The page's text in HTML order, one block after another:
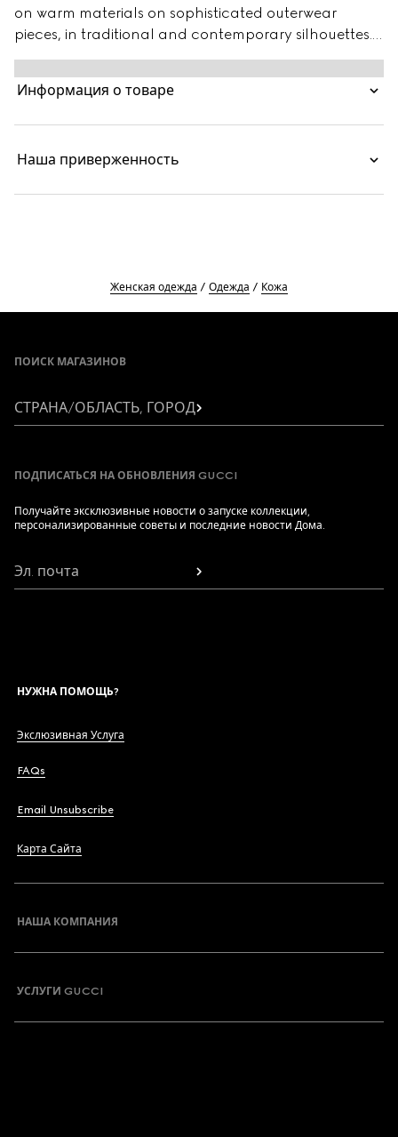
on warm materials on sophisticated outerwear
pieces, in traditional and contemporary silhouettes.
This suede and shearling jacket presents an allover
GG print. The functional and contemporary design
is complete with a tonal leather trim.
Информация о товаре
Наша приверженность
Женская одежда Одежда Кожа
ПОИСК МАГАЗИНОВ
СТРАНА/ОБЛАСТЬ, ГОРОД
ПОДПИСАТЬСЯ НА ОБНОВЛЕНИЯ GUCCI
Получайте эксклюзивные новости о запуске коллекции,
персонализированные советы и последние новости Дома.
Эл. почта
НУЖНА ПОМОЩЬ?
Экслюзивная Услуга
FAQs
Email Unsubscribe
Карта Сайта
НАША КОМПАНИЯ
УСЛУГИ GUCCI